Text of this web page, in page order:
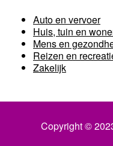
Auto en vervoer
Huis, tuin en
Mens en
Reizen en
Zakelijk
Copyright ©